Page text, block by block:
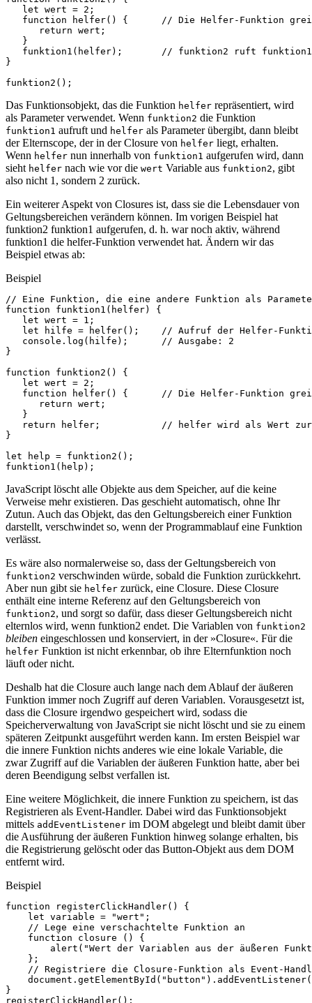
let wert = 2 ;
function
helfer() {
// Die Helfer-Funktion
return wert ;
}
funktion1 ( helfer);
// funktion2 ruft
}
funktion2 ();
Das Funktionsobjekt, das die Funktion helfer repräsentiert, wird
als Parameter verwendet. Wenn funktion2 die Funktion
funktion1 aufruft und helfer als Parameter übergibt, dann bleibt
der Elternscope, der in der Closure von helfer liegt, erhalten.
Wenn helfer nun innerhalb von funktion1 aufgerufen wird, dann
sieht helfer nach wie vor die wert Variable aus funktion2, gibt
also nicht 1, sondern 2 zurück.
Ein weiterer Aspekt von Closures ist, dass sie die Lebensdauer von
Geltungsbereichen verändern können. Im vorigen Beispiel hat
funktion2 funktion1 aufgerufen, d. h. war noch aktiv, während
funktion1 die helfer-Funktion verwendet hat. Ändern wir das
Beispiel etwas ab:
Beispiel
// Eine Funktion, die eine andere Funktion als
function
funktion1 ( helfer)
{
let wert = 1 ;
let
hilfe = helfer();
// Aufruf der Helfer-
console . log ( hilfe );
// Ausgabe: 2
}
function
funktion2 ()
{
let wert = 2 ;
function
helfer() {
// Die Helfer-Funktion
return wert ;
}
return
helfer ;
// helfer wird als Wert
}
let
help = funktion2 ();
funktion1 ( help );
JavaScript löscht alle Objekte aus dem Speicher, auf die keine
Verweise mehr existieren. Das geschieht automatisch, ohne Ihr
Zutun. Auch das Objekt, das den Geltungsbereich einer Funktion
darstellt, verschwindet so, wenn der Programmablauf eine Funktion
verlässt.
Es wäre also normalerweise so, dass der Geltungsbereich von
funktion2 verschwinden würde, sobald die Funktion zurückkehrt.
Aber nun gibt sie helfer zurück, eine Closure. Diese Closure
enthält eine interne Referenz auf den Geltungsbereich von
funktion2, und sorgt so dafür, dass dieser Geltungsbereich nicht
elternlos wird, wenn funktion2 endet. Die Variablen von funktion2
bleiben eingeschlossen und konserviert, in der »Closure«. Für die
helfer Funktion ist nicht erkennbar, ob ihre Elternfunktion noch
läuft oder nicht.
Deshalb hat die Closure auch lange nach dem Ablauf der äußeren
Funktion immer noch Zugriff auf deren Variablen. Vorausgesetzt ist,
dass die Closure irgendwo gespeichert wird, sodass die
Speicherverwaltung von JavaScript sie nicht löscht und sie zu einem
späteren Zeitpunkt ausgeführt werden kann. Im ersten Beispiel war
die innere Funktion nichts anderes wie eine lokale Variable, die
zwar Zugriff auf die Variablen der äußeren Funktion hatte, aber bei
deren Beendigung selbst verfallen ist.
Eine weitere Möglichkeit, die innere Funktion zu speichern, ist das
Registrieren als Event-Handler. Dabei wird das Funktionsobjekt
mittels addEventListener im DOM abgelegt und bleibt damit über
die Ausführung der äußeren Funktion hinweg solange erhalten, bis
die Registrierung gelöscht oder das Button-Objekt aus dem DOM
entfernt wird.
Beispiel
function registerClickHandler()
{
let variable = "wert" ;
// Lege eine verschachtelte Funktion an
function
closure ()
{
alert ( "Wert der Variablen aus der äußeren
};
// Registriere die Closure-Funktion als Event-
document . getElementById ( "button" ). addEventListener(
}
registerClickHandler();